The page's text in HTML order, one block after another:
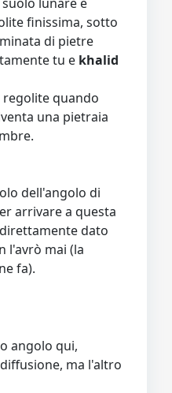
finissima, sotto
di pietre
tu e khalid
regolite quando
una pietraia
dell'angolo di
arrivare a questa
dato
l'avrò mai (la
fa).
angolo qui,
ma l'altro